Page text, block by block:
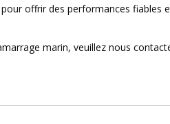
offrir des performances fiables
marin, veuillez nous